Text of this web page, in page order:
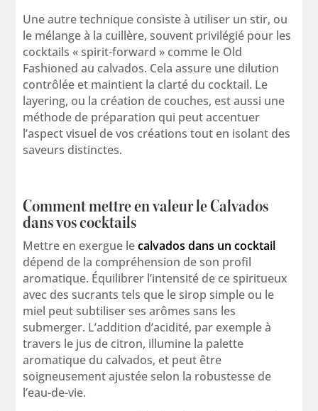
Une autre technique consiste à utiliser un stir, ou
le mélange à la cuillère, souvent privilégié pour les
cocktails « spirit-forward » comme le Old
Fashioned au calvados. Cela assure une dilution
contrôlée et maintient la clarté du cocktail. Le
layering, ou la création de couches, est aussi une
méthode de préparation qui peut accentuer
l’aspect visuel de vos créations tout en isolant des
saveurs distinctes.
Comment mettre en valeur le Calvados
dans vos cocktails
Mettre en exergue lecalvados dans un cocktail
dépend de la compréhension de son profil
aromatique. Équilibrer l’intensité de ce spiritueux
avec des sucrants tels que le sirop simple ou le
miel peut subtiliser ses arômes sans les
submerger. L’addition d’acidité, par exemple à
travers le jus de citron, illumine la palette
aromatique du calvados, et peut être
soigneusement ajustée selon la robustesse de
l’eau-de-vie.